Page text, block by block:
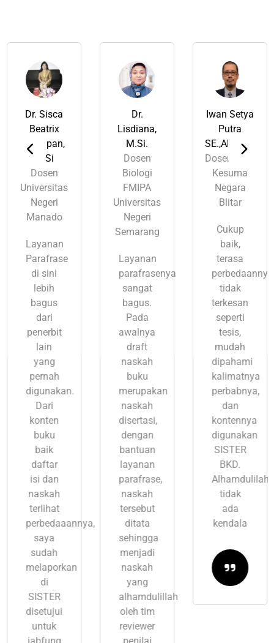
Dr. Sisca
Beatrix
Kairupan,
M.Si
Dosen
Universitas
Negeri
Manado
Layanan
Parafrase
di sini
lebih
bagus
dari
penerbit
lain
yang
pernah
digunakan.
Dari
konten
buku
baik
daftar
isi dan
naskah
terlihat
perbedaaannya,
saya
sudah
melaporkan
di
SISTER
disetujui
untuk
Dr.
Lisdiana,
M.Si.
Dosen
Biologi
FMIPA
Universitas
Negeri
Semarang
Layanan
parafrasenya
sangat
bagus.
Pada
awalnya
draft
naskah
buku
merupakan
naskah
disertasi,
dengan
bantuan
layanan
parafrase,
naskah
tersebut
ditata
sehingga
menjadi
naskah
yang
alhamdulillah
oleh tim
reviewer
Iwan Setya
Putra
SE.,Ak.,MM.
Dosen STIE
Kesuma
Negara
Blitar
Cukup
baik,
terasa
perbedaannya,
tidak
terkesan
seperti
tesis,
mudah
dipahami
kalimatnya
perbabnya,
dan
kontennya
digunakan
SISTER
BKD.
Alhamdulilah
tidak
ada
kendala